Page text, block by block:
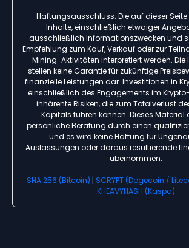
Haftungsausschluss: Die auf dieser
Inhalte, einschließlich etwaiger
ausschließlich Informationszwecken und
Empfehlung zum Kauf, Verkauf oder zur
Mining-Aktivitäten interpretiert werden.
stellen keine Garantie für zukünftige
finanzielle Leistungen dar. Investitionen in
einschließlich des Engagements im
inhärente Risiken, die zum Totalverlust
Kapitals führen können. Dieses Material
persönliche Beratung durch einen
und es wird keine Haftung für
Auslassungen oder daraus resultierende
übernommen.
SHA 256 (Bitcoin) | SCRYPT (Dogecoin /
KHEAVYHASH (Kaspa)